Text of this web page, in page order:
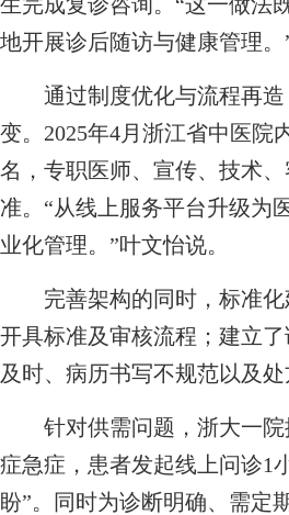
地开展诊后随访与健康管理
通过制度优化与流程再造
变。2025年4月浙江省中医院
名，专职医师、宣传、技术
准。“从线上服务平台升级为
业化管理。”叶文怡说。
完善架构的同时，标准化
开具标准及审核流程；建立
及时、病历书写不规范以及
针对供需问题，浙大一院
症急症，患者发起线上问诊1
盼”。同时为诊断明确、需定